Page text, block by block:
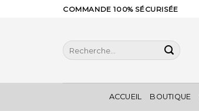
COMMANDE 100% SÉCURISÉE
Recherche
pour :
ACCUEIL BOUTIQUE